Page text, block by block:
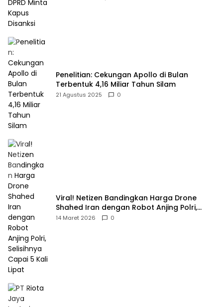
Penelitian: Cekungan Apollo di Bulan
Terbentuk 4,16 Miliar Tahun Silam
21 Agustus 2025 0
Viral! Netizen Bandingkan Harga Drone
Shahed Iran dengan Robot Anjing Polri,
Selisihnya Capai 5 Kali Lipat
14 Maret 2026 0